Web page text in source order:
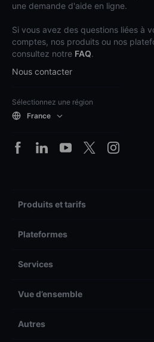
une demande d'aide en ligne.
Si vous avez des questions liées à
comptes, nos produits ou nos
consultez notre FAQ.
Nous contacter
Sélectionnez une région
France
Produits et tarifs
Plateformes
Services
Vue d’ensemble
Autres